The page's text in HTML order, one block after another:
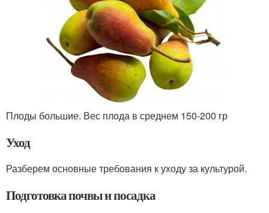
Плоды большие. Вес плода в среднем 150-200 гр
Уход
Разберем основные требования к уходу за культурой.
Подготовка почвы и посадка